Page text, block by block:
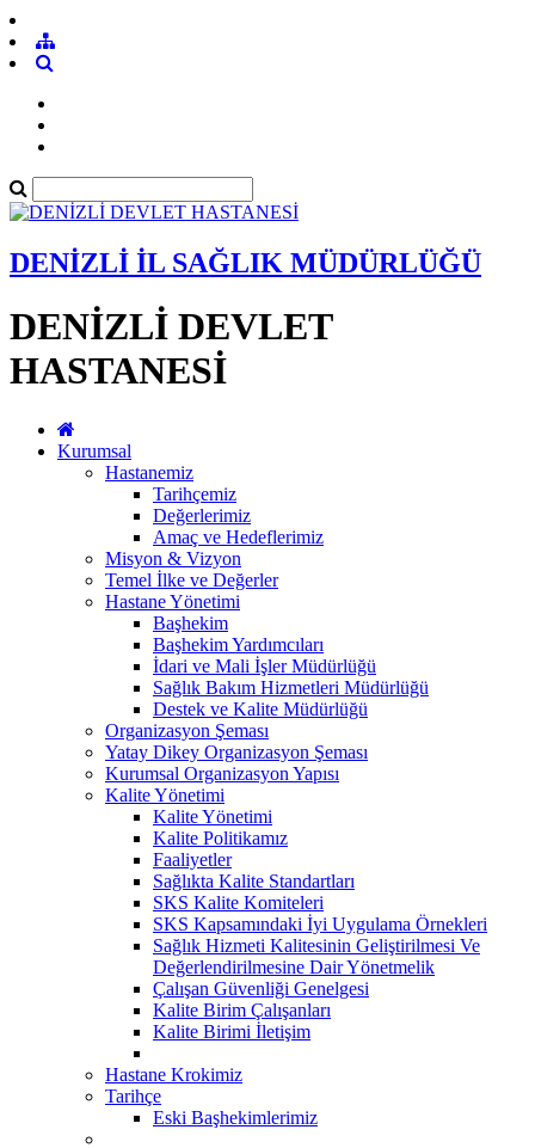
DENİZLİ İL SAĞLIK MÜDÜRLÜĞÜ
DENİZLİ DEVLET
HASTANESİ
Kurumsal
Hastanemiz
Tarihçemiz
Değerlerimiz
Amaç ve Hedeflerimiz
Misyon & Vizyon
Temel İlke ve Değerler
Hastane Yönetimi
Başhekim
Başhekim Yardımcıları
İdari ve Mali İşler Müdürlüğü
Sağlık Bakım Hizmetleri Müdürlüğü
Destek ve Kalite Müdürlüğü
Organizasyon Şeması
Yatay Dikey Organizasyon Şeması
Kurumsal Organizasyon Yapısı
Kalite Yönetimi
Kalite Yönetimi
Kalite Politikamız
Faaliyetler
Sağlıkta Kalite Standartları
SKS Kalite Komiteleri
SKS Kapsamındaki İyi Uygulama Örnekleri
Sağlık Hizmeti Kalitesinin Geliştirilmesi Ve
Değerlendirilmesine Dair Yönetmelik
Çalışan Güvenliği Genelgesi
Kalite Birim Çalışanları
Kalite Birimi İletişim
Hastane Krokimiz
Tarihçe
Eski Başhekimlerimiz